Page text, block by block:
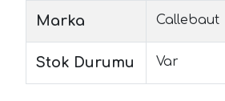
Marka Callebaut
Stok Durumu Var